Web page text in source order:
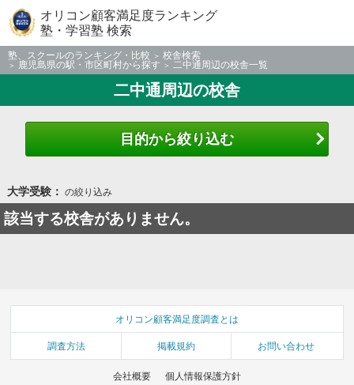
オリコン顧客満足度ランキング
塾・学習塾 検索
塾、スクールのランキング・比較
校舎検索
鹿児島県の駅・市区町村から探す
二中通周辺の校舎一覧
二中通周辺の校舎
目的から絞り込む
大学受験： の絞り込み
該当する校舎がありません。
オリコン顧客満足度調査とは
調査方法 掲載規約 お問い合わせ
会社概要 個人情報保護方針